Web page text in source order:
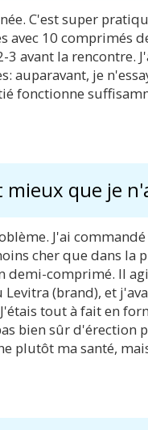
C'est super
avec 10 comprimés
avant la rencontre.
auparavant, je
fonctionne
mieux que je
J'ai
cher que dans la
demi-comprimé. Il
(brand), et
tout à fait en
bien sûr d'érection
plutôt ma santé,